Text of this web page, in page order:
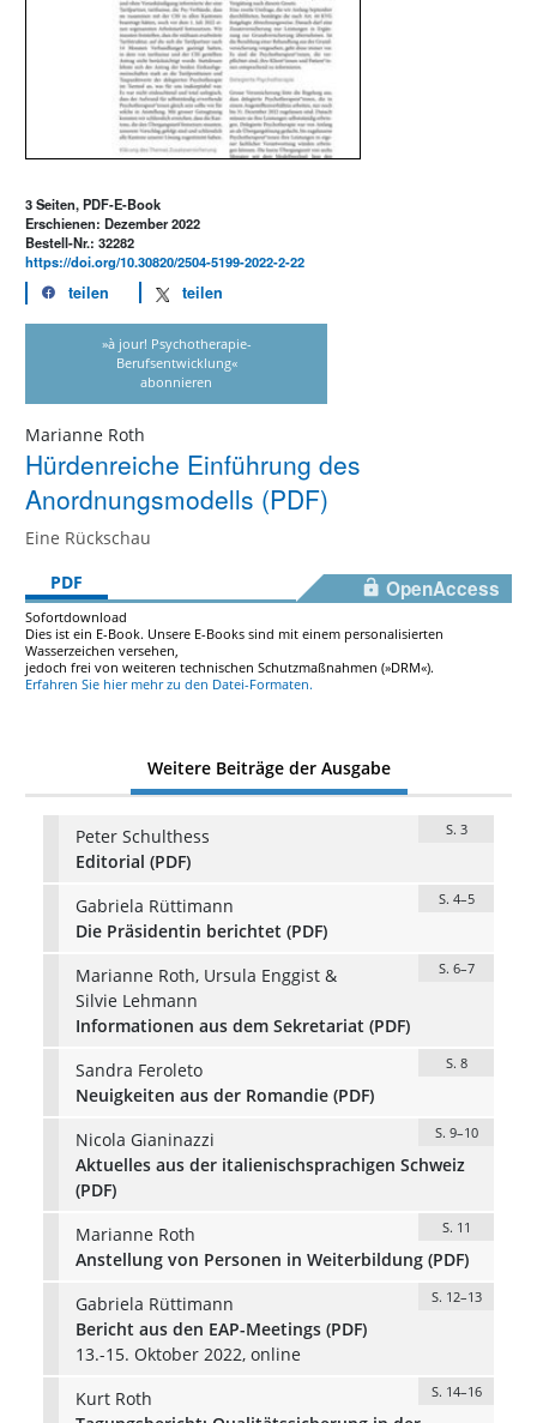
3 Seiten, PDF-E-Book
Erschienen: Dezember 2022
Bestell-Nr.: 32282
https://doi.org/10.30820/2504-5199-2022-2-22
teilen teilen
»à jour! Psychotherapie-
Berufsentwicklung«
abonnieren
Marianne Roth
Hürdenreiche Einführung des
Anordnungsmodells (PDF)
Eine Rückschau
PDF
OpenAccess
Sofortdownload
Dies ist ein E-Book. Unsere E-Books sind mit einem personalisierten
Wasserzeichen versehen,
jedoch frei von weiteren technischen Schutzmaßnahmen (»DRM«).
Erfahren Sie hier mehr zu den Datei-Formaten.
Weitere Beiträge der Ausgabe
Peter Schulthess S. 3
Editorial (PDF)
Gabriela Rüttimann
S. 4–5
Die Präsidentin berichtet (PDF)
Marianne Roth, Ursula Enggist &
Silvie Lehmann
S. 6–7
Informationen aus dem Sekretariat (PDF)
Sandra Feroleto
S. 8
Neuigkeiten aus der Romandie (PDF)
Nicola Gianinazzi
S. 9–10
Aktuelles aus der italienischsprachigen Schweiz
(PDF)
Marianne Roth
S. 11
Anstellung von Personen in Weiterbildung (PDF)
Gabriela Rüttimann
S. 12–13
Bericht aus den EAP-Meetings (PDF)
13.-15. Oktober 2022, online
Kurt Roth
S. 14–16